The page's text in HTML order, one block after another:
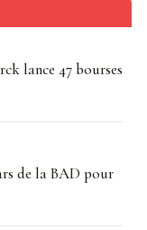
lance 47 bourses
de la BAD pour